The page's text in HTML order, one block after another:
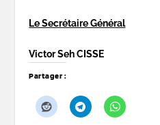
Le Secrétaire Général
Victor Seh CISSE
Partager :